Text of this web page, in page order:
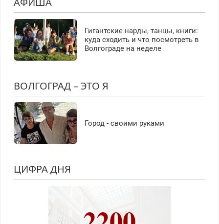
Гигантские нарды, танцы, книги:
куда сходить и что посмотреть в
Волгограде на неделе
ВОЛГОГРАД – ЭТО Я
Город - своими руками
ЦИФРА ДНЯ